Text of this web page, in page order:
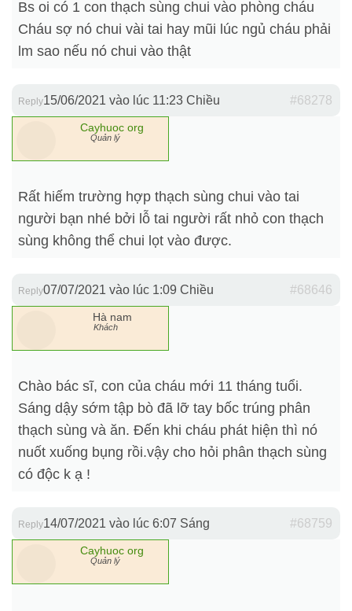
Bs oi có 1 con thạch sùng chui vào phòng cháu
Cháu sợ nó chui vài tai hay mũi lúc ngủ cháu phải
lm sao nếu nó chui vào thật
15/06/2021 vào lúc 11:23 Chiều #68278
Reply
Cayhuoc org
Quản lý
Rất hiếm trường hợp thạch sùng chui vào tai
người bạn nhé bởi lỗ tai người rất nhỏ con thạch
sùng không thể chui lọt vào được.
07/07/2021 vào lúc 1:09 Chiều #68646
Reply
Hà nam
Khách
Chào bác sĩ, con của cháu mới 11 tháng tuổi.
Sáng dậy sớm tập bò đã lỡ tay bốc trúng phân
thạch sùng và ăn. Đến khi cháu phát hiện thì nó
nuốt xuống bụng rồi.vậy cho hỏi phân thạch sùng
có độc k ạ !
14/07/2021 vào lúc 6:07 Sáng #68759
Reply
Cayhuoc org
Quản lý